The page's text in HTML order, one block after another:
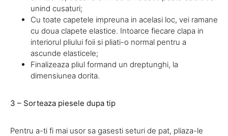
unind cusaturi;
Cu toate capetele impreuna in acelasi loc, vei ramane
cu doua clapete elastice. Intoarce fiecare clapa in
interiorul pliului foii si pliati-o normal pentru a
ascunde elasticele;
Finalizeaza pliul formand un dreptunghi, la
dimensiunea dorita.
3 – Sorteaza piesele dupa tip
Pentru a-ti fi mai usor sa gasesti seturi de pat, pliaza-le